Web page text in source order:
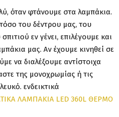
όταν φτάνουμε στα λαμπάκια.
του δέντρου μας, του
εν γένει, επιλέγουμε και
μας. Αν έχουμε κινηθεί σε
να διαλέξουμε αντίστοιχα
της μονοχρωμίας ή τις
ενδεικτικά
ΛΑΜΠΑΚΙΑ LED 360L ΘΕΡΜΟ